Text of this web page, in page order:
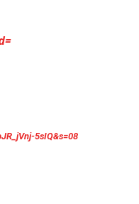
jVnj-5sIQ&s=08